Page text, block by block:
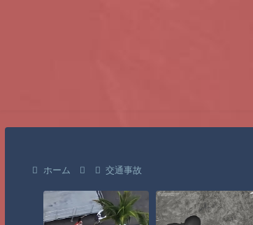
ホーム 交通事故